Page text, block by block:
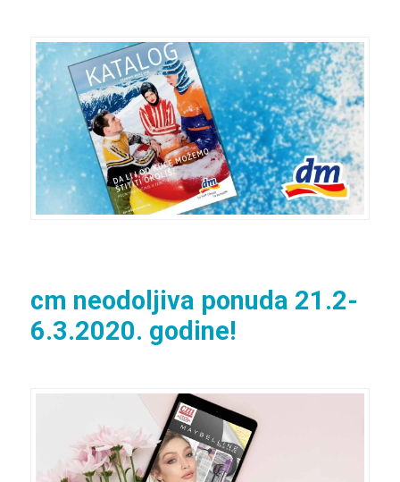
cm neodoljiva ponuda 21.2-
6.3.2020. godine!